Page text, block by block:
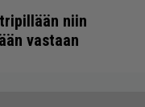
niin
vastaan